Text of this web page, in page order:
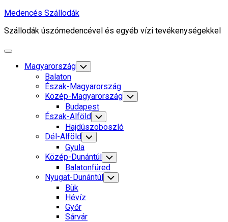
Skip
content
Medencés Szállodák
Szállodák úszómedencével és egyéb vízi tevékenységekkel
Expand
Magyarország Toggle
Child
Balaton
Észak-Magyarország
Közép-Magyarország Toggle
Child
Budapest
Észak-Alföld Toggle
Child
Menu
Hajdúszoboszló
Dél-Alföld Toggle
Child
Menu
Gyula
Közép-Dunántúl Toggle
Child
Menu
Balatonfüred
Nyugat-Dunántúl Toggle
Child
Bük
Hévíz
Győr
Sárvár